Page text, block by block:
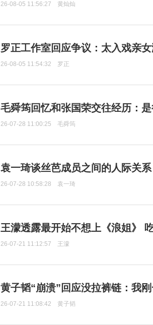
26-08-05 11:56:27 黄灿灿
罗正工作室回应争议：太入戏亲
26-08-05 11:54:32 罗正
毛舜筠回忆和张国荣交往经历：
26-07-28 11:00:25 毛舜筠
袁一琦谈丝芭成员之间的人际关
26-07-28 10:58:28 袁一琦
王濛透露最开始不想上《浪姐》
26-07-21 11:12:57 王濛
黄子韬“崩溃”回应没拉裤链：我
26-07-21 11:08:42 黄子韬